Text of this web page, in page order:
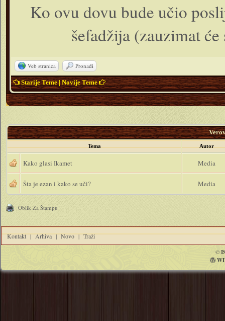
Ko ovu dovu bude učio
šefadžija (zauzimat
Veb stranica Pronađi
Starije Teme|Novije Teme
Tema Autor
Kako glasi Ikamet Media
Šta je ezan i kako se uči? Media
Oblik Za Štampu
Kontakt | Arhiva | Novo | Traži
©